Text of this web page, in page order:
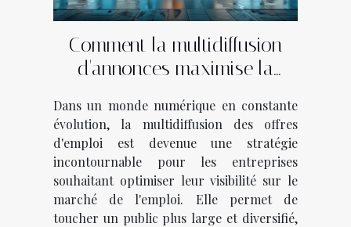
Comment la multidiffusion
d'annonces maximise la
Dans un monde numérique en constante
évolution, la multidiffusion des offres
d'emploi est devenue une stratégie
incontournable pour les entreprises
souhaitant optimiser leur visibilité sur le
marché de l'emploi. Elle permet de
toucher un public plus large et diversifié,